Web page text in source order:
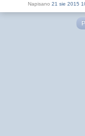
Napisano 21 sie 2015